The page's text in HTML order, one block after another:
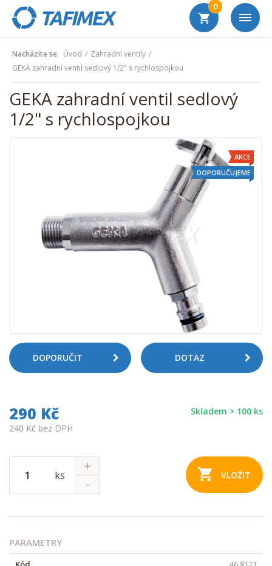
0
Nacházíte se: Úvod
Zahradní ventily
GEKA zahradní ventil sedlový 1/2" s rychlospojkou
GEKA zahradní ventil sedlový
1/2" s rychlospojkou
AKCE
DOPORUČUJEME
DOPORUČIT DOTAZ
290 Kč
240 Kč bez DPH
Skladem > 100 ks
ks VLOŽIT
PARAMETRY